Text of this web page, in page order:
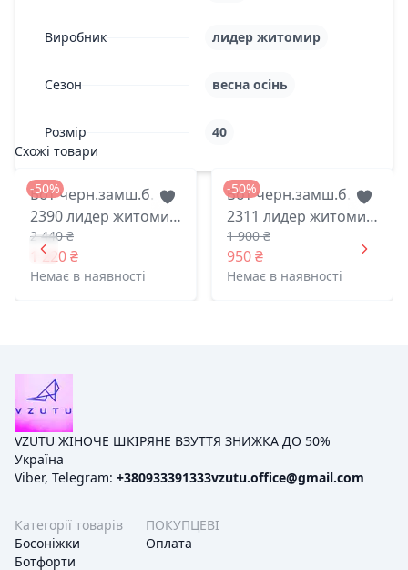
Виробник лидер житомир
Сезон весна осінь
Розмір
40
Схожі товари
-50%
Бот черн.замш.б.
2390 лидер житомир
40(р)
2 440 ₴
1 220 ₴
Немає в наявності
-50%
Бот черн.замш.б.
2311 лидер житомир
37(р)
1 900 ₴
950 ₴
Немає в наявності
VZUTU ЖІНОЧЕ ШКІРЯНЕ ВЗУТТЯ ЗНИЖКА ДО 50%
Україна
Viber, Telegram: +380933391333vzutu.office@gmail.com
Категорії товарів
Босоніжки
Ботфорти
ПОКУПЦЕВІ
Оплата